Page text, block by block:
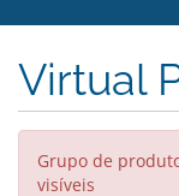
Virtual
Grupo de
visíveis